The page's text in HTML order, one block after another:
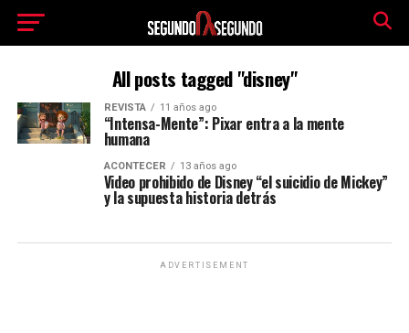
All posts tagged "disney"
REVISTA 11 años ago
“Intensa-Mente”: Pixar entra a la mente
humana
ACONTECER 13 años ago
Video prohibido de Disney “el suicidio de Mickey”
y la supuesta historia detrás
ADVERTISEMENT